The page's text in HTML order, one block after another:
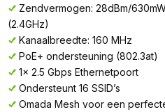
Zendvermogen: 28dBm/
(2.4GHz)
Kanaalbreedte: 160 MHz
PoE+ ondersteuning (802.3at)
1x 2.5 Gbps Ethernetpoort
Ondersteunt 16 SSID’s
Omada Mesh voor een